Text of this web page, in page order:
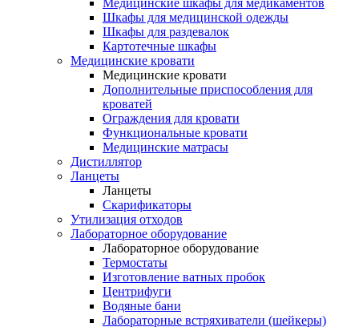
Медицинские шкафы для медикаментов
Шкафы для медицинской одежды
Шкафы для раздевалок
Картотечные шкафы
Медицинские кровати
Медицинские кровати
Дополнительные приспособления для
кроватей
Ограждения для кровати
Функциональные кровати
Медицинские матрасы
Дистиллятор
Ланцеты
Ланцеты
Скарификаторы
Утилизация отходов
Лабораторное оборудование
Лабораторное оборудование
Термостаты
Изготовление ватных пробок
Центрифуги
Водяные бани
Лабораторные встряхиватели (шейкеры)